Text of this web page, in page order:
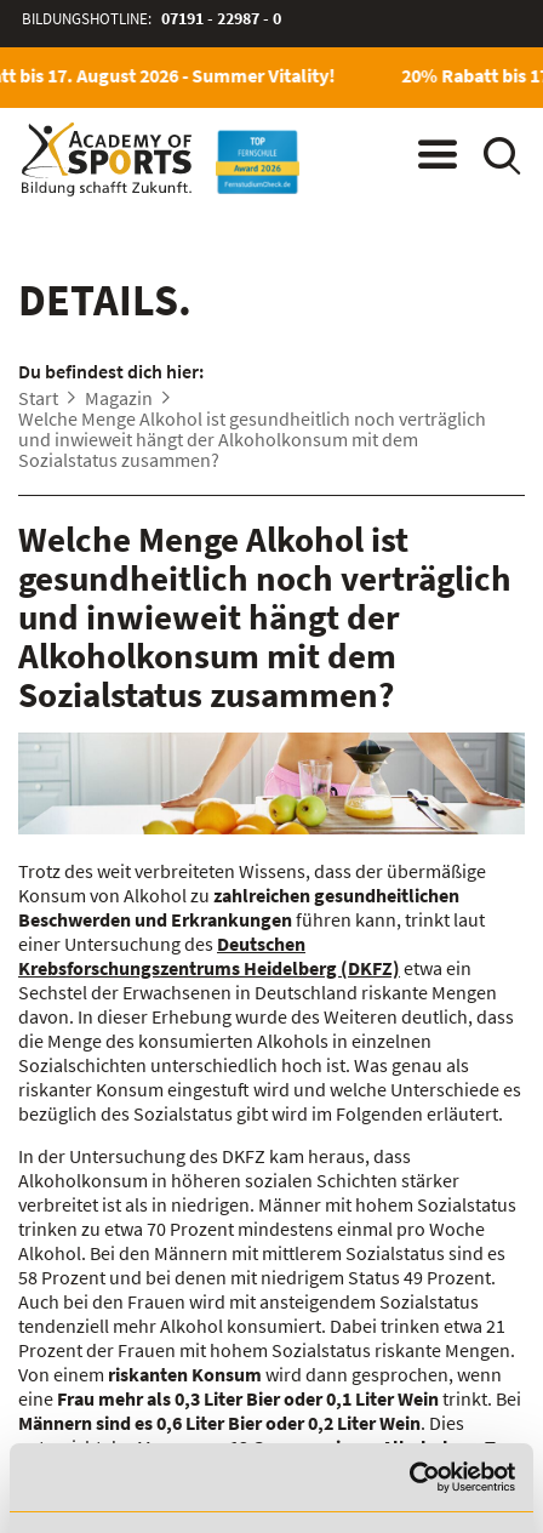
BILDUNGSHOTLINE: 07191 - 22987 - 0
bis 17. August 2026 - Summer Vitality! 20% Rabatt bis
DETAILS.
Du befindest dich hier:
Start
Magazin
Welche Menge Alkohol ist gesundheitlich noch verträglich
und inwieweit hängt der Alkoholkonsum mit dem
Sozialstatus zusammen?
Welche Menge Alkohol ist
gesundheitlich noch verträglich
und inwieweit hängt der
Alkoholkonsum mit dem
Sozialstatus zusammen?
Trotz des weit verbreiteten Wissens, dass der übermäßige
Konsum von Alkohol zu zahlreichen gesundheitlichen
Beschwerden und Erkrankungenführen kann, trinkt laut
einer Untersuchung des Deutschen
Krebsforschungszentrums Heidelberg (DKFZ) etwa ein
Sechstel der Erwachsenen in Deutschland riskante Mengen
davon. In dieser Erhebung wurde des Weiteren deutlich, dass
die Menge des konsumierten Alkohols in einzelnen
Sozialschichten unterschiedlich hoch ist. Was genau als
riskanter Konsum eingestuft wird und welche Unterschiede es
bezüglich des Sozialstatus gibt wird im Folgenden erläutert.
In der Untersuchung des DKFZ kam heraus, dass
Alkoholkonsum in höheren sozialen Schichten stärker
verbreitet ist als in niedrigen. Männer mit hohem Sozialstatus
trinken zu etwa 70 Prozent mindestens einmal pro Woche
Alkohol. Bei den Männern mit mittlerem Sozialstatus sind es
58 Prozent und bei denen mit niedrigem Status 49 Prozent.
Auch bei den Frauen wird mit ansteigendem Sozialstatus
tendenziell mehr Alkohol konsumiert. Dabei trinken etwa 21
Prozent der Frauen mit hohem Sozialstatus riskante Mengen.
Von einem riskanten Konsum wird dann gesprochen, wenn
eine Frau mehr als 0,3 Liter Bier oder 0,1 Liter Weintrinkt. Bei
Männern sind es 0,6 Liter Bier oder 0,2 Liter Wein. Dies
entspricht der Menge von 12 Gramm reinem Alkohol pro Tag
. Zusätzlich gilt jedoch,
dass an mindestens 2 Tagen pro Woche kein Alkohol
konsumiert werden sollte, damit man noch von einer